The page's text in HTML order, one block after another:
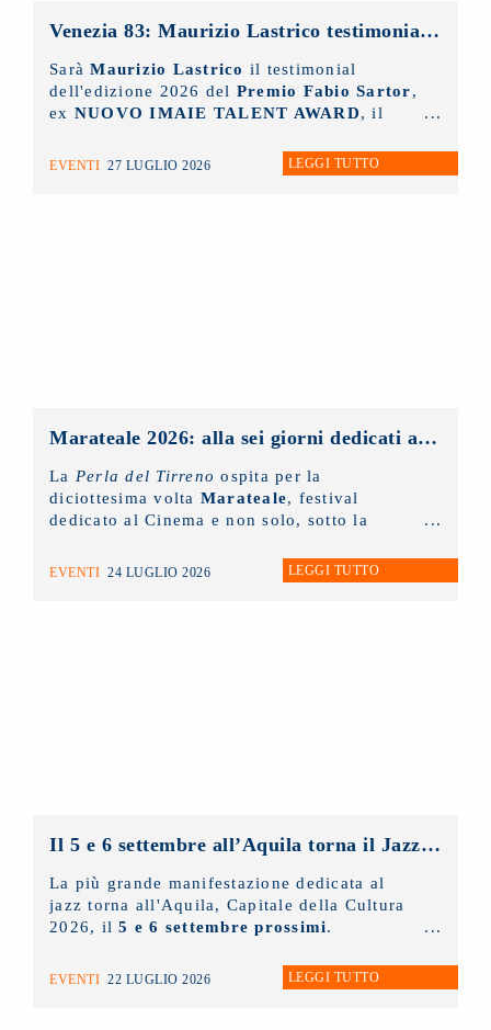
Venezia 83: Maurizio Lastrico testimonial del Premio NUOVO IMAIE Fabio Sartor
SaràMaurizio Lastrico il testimonial
dell'edizione 2026 del Premio Fabio Sartor,
ex NUOVO IMAIE TALENT AWARD, il
Cinema di Venezia, che la collecting
assegna per valorizzare il talento delle
EVENTI 27 LUGLIO 2026 LEGGI TUTTO
Marateale 2026: alla sei giorni dedicati al cinema e non solo, la masterclass del NUOVO IMAIE
La Perla del Tirreno ospita per la
diciottesima volta Marateale, festival
dedicato al Cinema e non solo, sotto la
collaborazione conAntonella Caramia. Fino
a domani proiezioni, eventi e incontri aperti
EVENTI 24 LUGLIO 2026 LEGGI TUTTO
Il 5 e 6 settembre all’Aquila torna il Jazz Italiano per le Terre del Sisma: il NUOVO IMAIE c’è
La più grande manifestazione dedicata al
jazz torna all'Aquila, Capitale della Cultura
2026, il 5 e 6 settembre prossimi.
EVENTI 22 LUGLIO 2026 LEGGI TUTTO